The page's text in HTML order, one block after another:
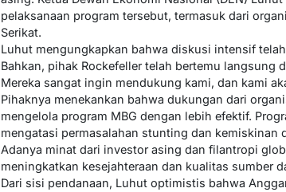
pelaksanaan program tersebut, termasuk dari
Serikat.
Luhut mengungkapkan bahwa diskusi intensif
Bahkan, pihak Rockefeller telah bertemu langsung
Mereka sangat ingin mendukung kami, dan kami
Pihaknya menekankan bahwa dukungan dari
mengelola program MBG dengan lebih efektif.
mengatasi permasalahan stunting dan kemiskinan
Adanya minat dari investor asing dan filantropi
meningkatkan kesejahteraan dan kualitas sumber
Dari sisi pendanaan, Luhut optimistis bahwa